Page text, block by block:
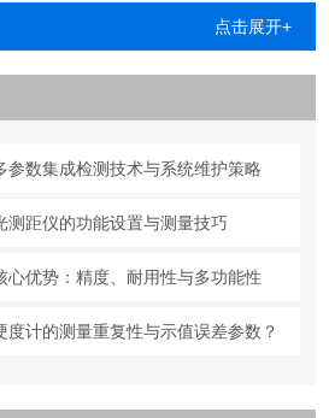
点击展开+
参数集成检测技术与系统维护策略
测距仪的功能设置与测量技巧
心优势：精度、耐用性与多功能性
度计的测量重复性与示值误差参数？